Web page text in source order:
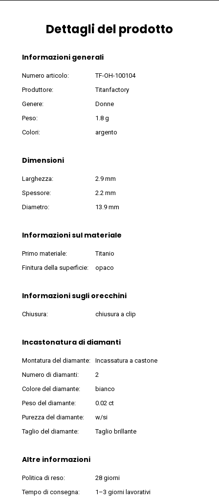
Dettagli del prodotto
Informazioni generali
Numero articolo:
TF-OH-100104
Produttore:
Titanfactory
Genere:
Donne
Peso:
1.8 g
Colori:
argento
Dimensioni
Larghezza:
2.9 mm
Spessore:
2.2 mm
Diametro:
13.9 mm
Informazioni sul materiale
Primo materiale:
Titanio
Finitura della superficie:
opaco
Informazioni sugli orecchini
Chiusura: chiusura a clip
Incastonatura di diamanti
Montatura del diamante:
Incassatura a castone
Numero di diamanti:
2
Colore del diamante:
bianco
Peso del diamante:
0.02 ct
Purezza del diamante:
w/si
Taglio del diamante:
Taglio brillante
Altre informazioni
Politica di reso:
28 giorni
Tempo di consegna:
1–3 giorni lavorativi